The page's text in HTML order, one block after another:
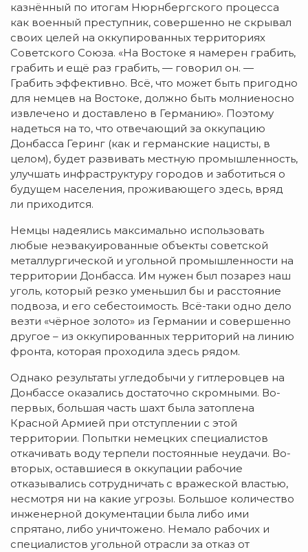
казнённый по итогам Нюрнбергского процесса
как военный преступник, совершенно не скрывал
своих целей на оккупированных территориях
Советского Союза. «На Востоке я намерен грабить,
грабить и ещё раз грабить, — говорил он. —
Грабить эффективно. Всё, что может быть пригодно
для немцев на Востоке, должно быть молниеносно
извлечено и доставлено в Германию». Поэтому
надеться на то, что отвечающий за оккупацию
Донбасса Геринг (как и германские нацисты, в
целом), будет развивать местную промышленность,
улучшать инфраструктуру городов и заботиться о
будущем населения, проживающего здесь, вряд
ли приходится.
Немцы надеялись максимально использовать
любые неэвакуированные объекты советской
металлургической и угольной промышленности на
территории Донбасса. Им нужен был позарез наш
уголь, который резко уменьшил бы и расстояние
подвоза, и его себестоимость. Всё-таки одно дело
везти «чёрное золото» из Германии и совершенно
другое – из оккупированных территорий на линию
фронта, которая проходила здесь рядом.
Однако результаты угледобычи у гитлеровцев на
Донбассе оказались достаточно скромными. Во-
первых, большая часть шахт была затоплена
Красной Армией при отступлении с этой
территории. Попытки немецких специалистов
откачивать воду терпели постоянные неудачи. Во-
вторых, оставшиеся в оккупации рабочие
отказывались сотрудничать с вражеской властью,
несмотря ни на какие угрозы. Большое количество
инженерной документации была либо ими
спрятано, либо уничтожено. Немало рабочих и
специалистов угольной отрасли за отказ от